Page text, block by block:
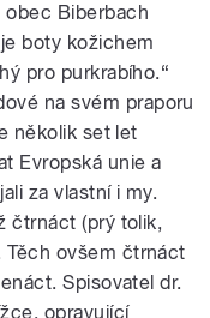
obec Biberbach
boty kožichem
pro purkrabího.“
na svém praporu
několik set let
Evropská unie a
za vlastní i my.
čtrnáct (prý tolik,
Těch ovšem čtrnáct
Spisovatel dr.
opravující